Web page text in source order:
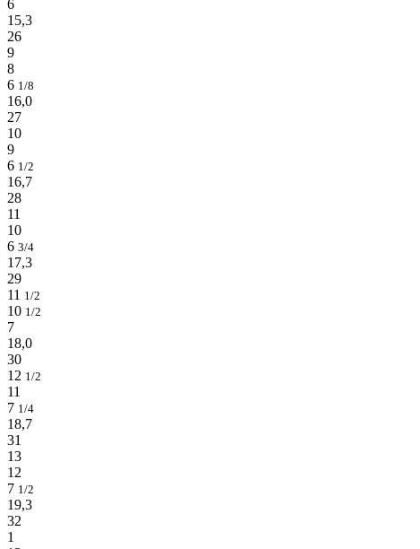
6
15,3
26
9
8
6 1/8
16,0
27
10
9
6 1/2
16,7
28
11
10
6 3/4
17,3
29
11 1/2
10 1/2
7
18,0
30
12 1/2
11
7 1/4
18,7
31
13
12
7 1/2
19,3
32
1